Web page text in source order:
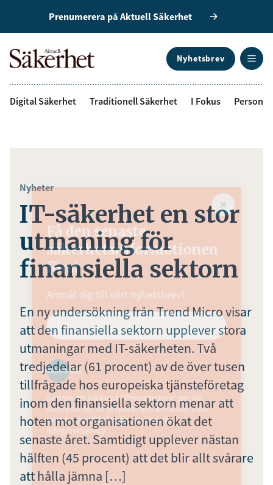
Prenumerera på Aktuell Säkerhet
Nyhetsbrev
Digital Säkerhet Traditionell Säkerhet I Fokus
Nyheter
IT-säkerhet en stor
utmaning för
finansiella sektorn
En ny undersökning från Trend Micro visar
att den finansiella sektorn upplever stora
utmaningar med IT-säkerheten. Två
tredjedelar (61 procent) av de över tusen
tillfrågade hos europeiska tjänsteföretag
inom den finansiella sektorn menar att
hoten mot organisationen ökat det
senaste året. Samtidigt upplever nästan
hälften (45 procent) att det blir allt svårare
att hålla jämna […]
Få den senaste
säkerhetsinformationen
först
Anmäl dig till vårt nyhetsbrev!
Prenumerera
Genom att klicka på "Prenumerera" ger du
samtycke till att vi sparar och använder dina
personuppgifter i enlighet med vår
integritetspolicy.